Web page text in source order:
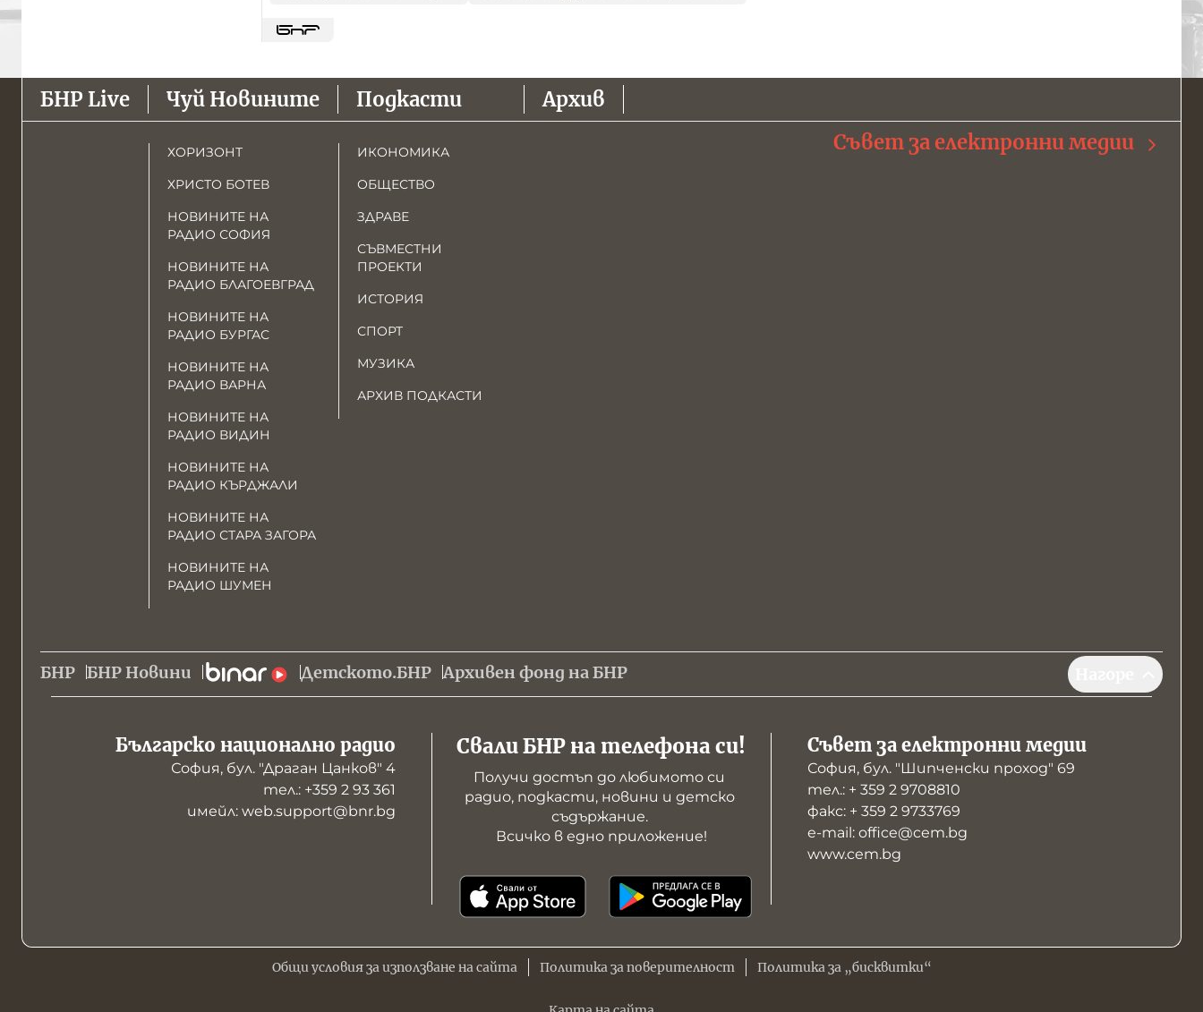
БНР Live Чуй Новините
ХОРИЗОНТ
ХРИСТО БОТЕВ
НОВИНИТЕ НА
РАДИО СОФИЯ
НОВИНИТЕ НА
РАДИО БЛАГОЕВГРАД
НОВИНИТЕ НА
РАДИО БУРГАС
НОВИНИТЕ НА
РАДИО ВАРНА
НОВИНИТЕ НА
РАДИО ВИДИН
НОВИНИТЕ НА
РАДИО КЪРДЖАЛИ
НОВИНИТЕ НА
РАДИО СТАРА ЗАГОРА
НОВИНИТЕ НА
РАДИО ШУМЕН
Подкасти
ИКОНОМИКА
ОБЩЕСТВО
ЗДРАВЕ
СЪВМЕСТНИ
ПРОЕКТИ
ИСТОРИЯ
СПОРТ
МУЗИКА
АРХИВ ПОДКАСТИ
Архив
Съвет за електронни медии
БНР БНР Новини Детското.БНР Архивен фонд на БНР
Българско национално радио
София, бул. "Драган Цанков" 4
тел.: +359 2 93 361
имейл: web.support@bnr.bg
Свали БНР на телефона си!
Получи достъп до любимото си
радио, подкасти, новини и детско
съдържание.
Всичко в едно приложение!
Съвет за електронни медии
София, бул. "Шипченски проход" 69
тел.: + 359 2 9708810
факс: + 359 2 9733769
е-mail: office@cem.bg
www.cem.bg
Общи условия за използване на сайта Политика за поверителност Политика за „бисквитки“